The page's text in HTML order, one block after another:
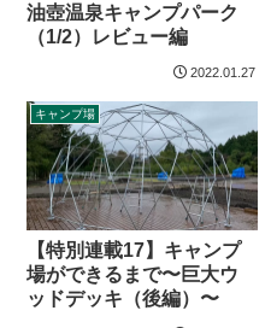
油壺温泉キャンプパーク
（1/2）レビュー編
2022.01.27
キャンプ場
【特別連載17】キャンプ
場ができるまで〜巨大ウ
ッドデッキ（後編）〜